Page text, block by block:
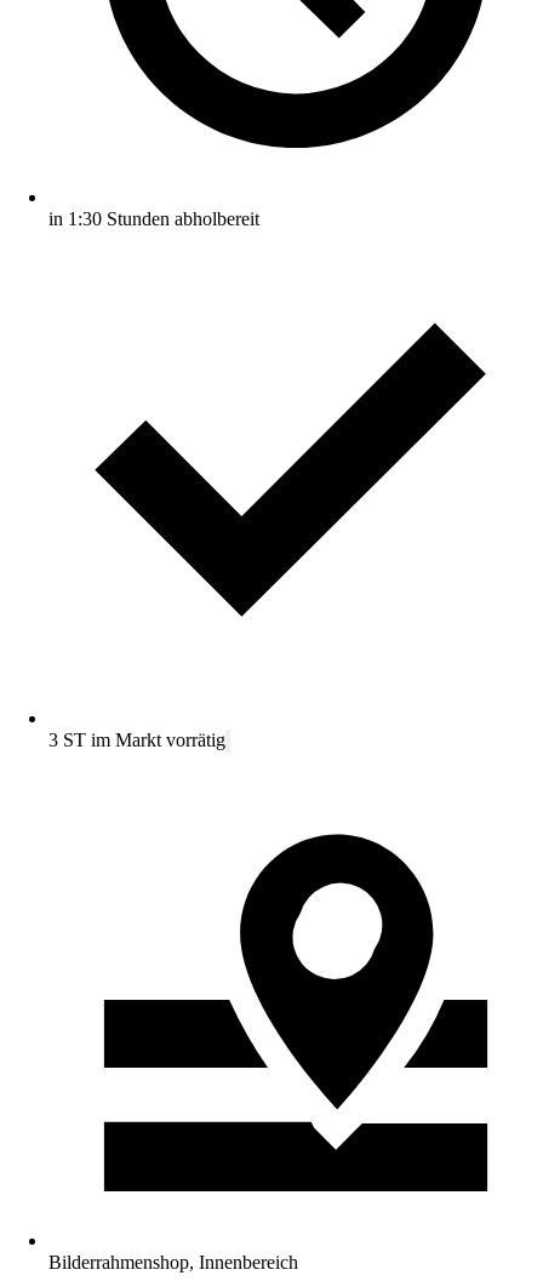
in 1:30 Stunden abholbereit
3 ST im Markt vorrätig
Bilderrahmenshop, Innenbereich